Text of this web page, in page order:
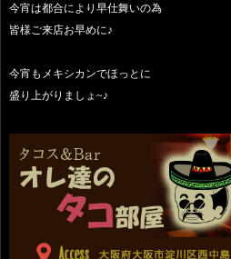
今宵は都合により早仕舞いの為
皆様ご来店お早めに♪
今宵もメキシカンでほっとに
盛り上がりましょ~♪